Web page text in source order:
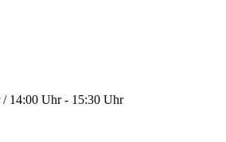
14:00 Uhr - 15:30 Uhr